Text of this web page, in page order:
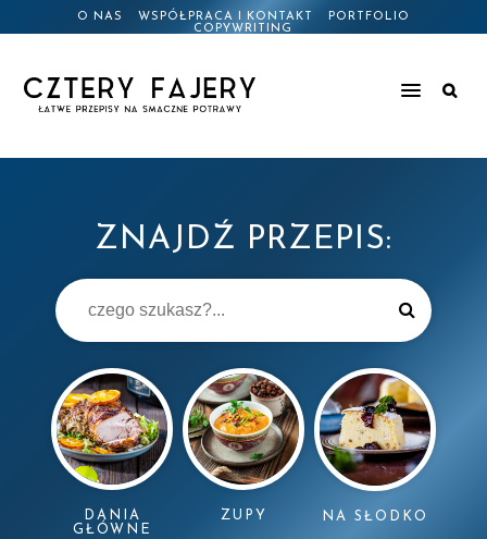
O NAS WSPÓŁPRACA I KONTAKT
PORTFOLIO
COPYWRITING
ZNAJDŹ PRZEPIS:
DANIA
GŁÓWNE
ZUPY NA SŁODKO